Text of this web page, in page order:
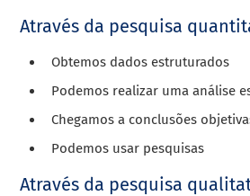
Através da pesquisa
Obtemos dados estruturados
Podemos realizar uma análise
Chegamos a conclusões
Podemos usar pesquisas
Através da pesquisa